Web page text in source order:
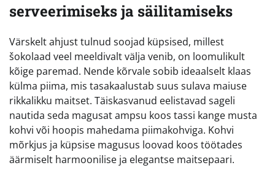
serveerimiseks ja säilitamiseks
Värskelt ahjust tulnud soojad küpsised, millest
šokolaad veel meeldivalt välja venib, on loomulikult
kõige paremad. Nende kõrvale sobib ideaalselt klaas
külma piima, mis tasakaalustab suus sulava maiuse
rikkalikku maitset. Täiskasvanud eelistavad sageli
nautida seda magusat ampsu koos tassi kange musta
kohvi või hoopis mahedama piimakohviga. Kohvi
mõrkjus ja küpsise magusus loovad koos töötades
äärmiselt harmoonilise ja elegantse maitsepaari.